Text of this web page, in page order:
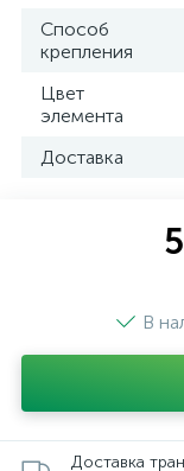
Способ
крепления
Цвет
элемента
Доставка
В
Доставка